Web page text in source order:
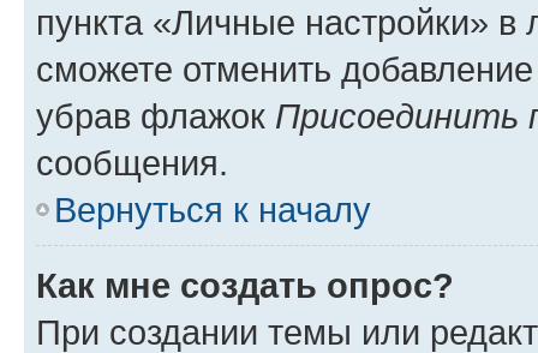
пункта «Личные настройки»
сможете отменить
убрав флажок Присоединить
сообщения.
Вернуться к началу
Как мне создать опрос?
При создании темы или